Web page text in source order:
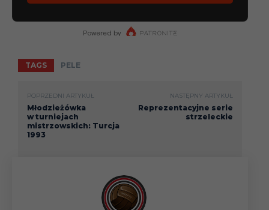
TAGS PELE
POPRZEDNI ARTYKUŁ
Młodzieżówka
w turniejach
mistrzowskich: Turcja
1993
NASTĘPNY ARTYKUŁ
Reprezentacyjne serie
strzeleckie